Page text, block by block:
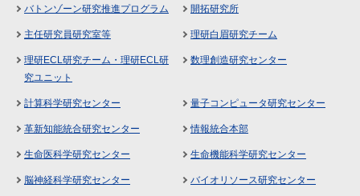
バトンゾーン研究推進プログラム 開拓研究所
主任研究員研究室等 理研白眉研究チーム
理研ECL研究チーム・理研ECL研
究ユニット
数理創造研究センター
計算科学研究センター 量子コンピュータ研究センター
革新知能統合研究センター 情報統合本部
生命医科学研究センター 生命機能科学研究センター
脳神経科学研究センター バイオリソース研究センター